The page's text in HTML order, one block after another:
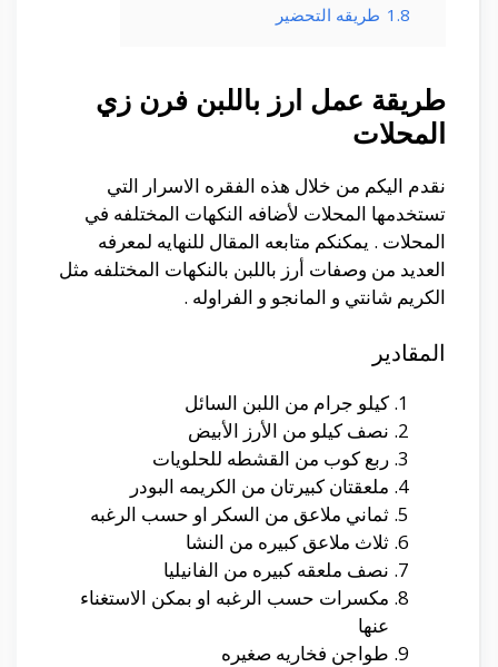
1.8 طريقه التحضير
طريقة عمل ارز باللبن فرن زي
المحلات
نقدم اليكم من خلال هذه الفقره الاسرار التي
تستخدمها المحلات لأضافه النكهات المختلفه في
المحلات . يمكنكم متابعه المقال للنهايه لمعرفه
العديد من وصفات أرز باللبن بالنكهات المختلفه مثل
الكريم شانتي و المانجو و الفراوله .
المقادير
كيلو جرام من اللبن السائل
نصف كيلو من الأرز الأبيض
ربع كوب من القشطه للحلويات
ملعقتان كبيرتان من الكريمه البودر
ثماني ملاعق من السكر او حسب الرغبه
ثلاث ملاعق كبيره من النشا
نصف ملعقه كبيره من الفانيليا
مكسرات حسب الرغبه او بمكن الاستغناء
عنها
طواجن فخاريه صغيره